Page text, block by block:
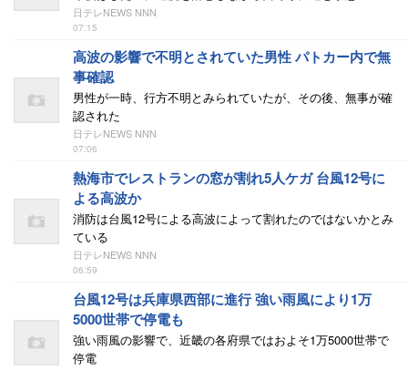
日テレNEWS NNN
07:15
高波の影響で不明とされていた男性 パトカー内で無
事確認
男性が一時、行方不明とみられていたが、その後、無事が確
認された
日テレNEWS NNN
07:06
熱海市でレストランの窓が割れ5人ケガ 台風12号に
よる高波か
消防は台風12号による高波によって割れたのではないかとみ
ている
日テレNEWS NNN
06:59
台風12号は兵庫県西部に進行 強い雨風により1万
5000世帯で停電も
強い雨風の影響で、近畿の各府県ではおよそ1万5000世帯で
停電